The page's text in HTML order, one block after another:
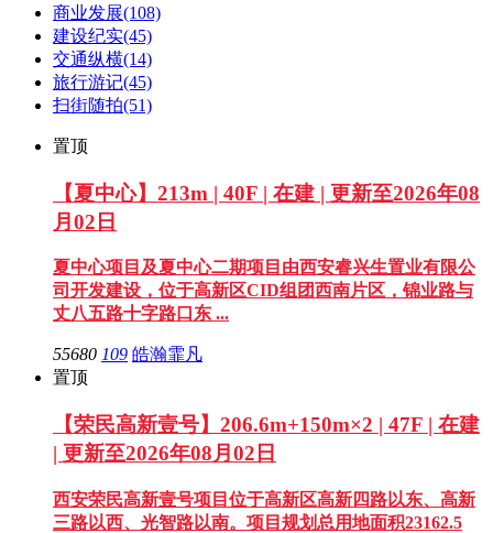
商业发展(108)
建设纪实(45)
交通纵横(14)
旅行游记(45)
扫街随拍(51)
置顶
【夏中心】213m | 40F | 在建 | 更新至2026年08
月02日
夏中心项目及夏中心二期项目由西安睿兴生置业有限公
司开发建设，位于高新区CID组团西南片区，锦业路与
丈八五路十字路口东 ...
55680 109 皓瀚霏凡
置顶
【荣民高新壹号】206.6m+150m×2 | 47F | 在建
| 更新至2026年08月02日
西安荣民高新壹号项目位于高新区高新四路以东、高新
三路以西、光智路以南。项目规划总用地面积23162.5